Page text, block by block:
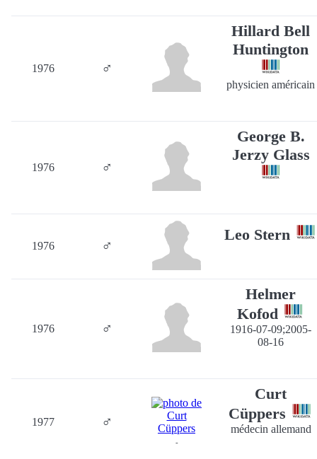
1976 ♂
Hillard Bell
Huntington
physicien américain
1976 ♂
George B.
Jerzy Glass
1976 ♂
Leo Stern
1976 ♂
Helmer
Kofod
1916-07-09;2005-
08-16
1977 ♂
-
Curt
Cüppers
médecin allemand